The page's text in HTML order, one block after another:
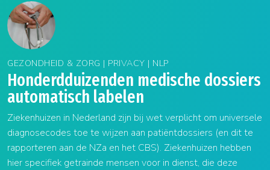
GEZONDHEID & ZORG | PRIVACY | NLP
Honderdduizenden medische dossiers
automatisch labelen
Ziekenhuizen in Nederland zijn bij wet verplicht om universele
diagnosecodes toe te wijzen aan patiëntdossiers (en dit te
rapporteren aan de NZa en het CBS). Ziekenhuizen hebben
hier specifiek getrainde mensen voor in dienst, die deze